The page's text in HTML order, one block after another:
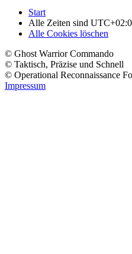
Start
Alle Zeiten sind
Alle Cookies löschen
© Ghost Warrior Commando
© Taktisch, Präzise und Schnell
© Operational Reconnaissance
Impressum